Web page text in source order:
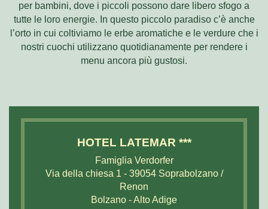
per bambini, dove i piccoli possono dare libero sfogo a
tutte le loro energie. In questo piccolo paradiso c’è anche
l’orto in cui coltiviamo le erbe aromatiche e le verdure che i
nostri cuochi utilizzano quotidianamente per rendere i
menu ancora più gustosi.
HOTEL LATEMAR ***
Famiglia Verdorfer
Via della chiesa 1 - 39054 Soprabolzano /
Renon
Bolzano - Alto Adige